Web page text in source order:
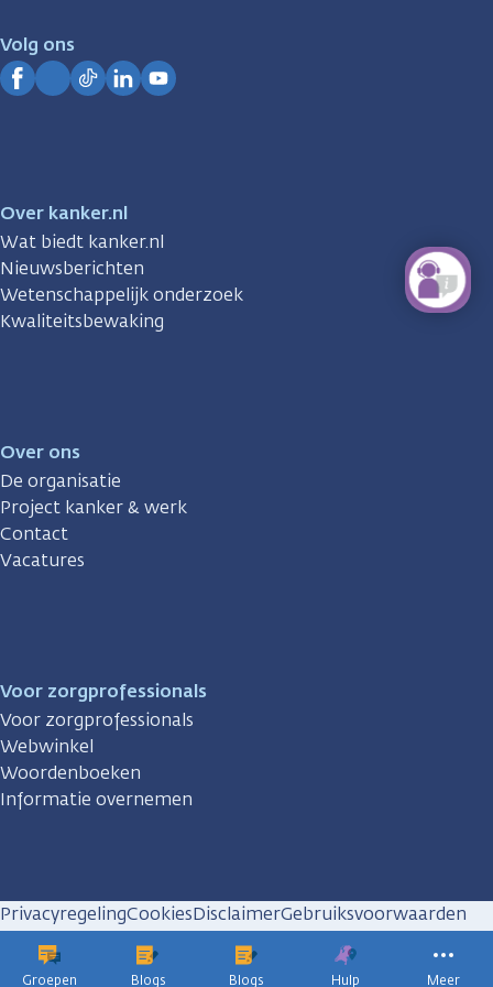
Groepen Blogs Blogs Hulp Meer
Volg ons
Over kanker.nl
Wat biedt kanker.nl
Nieuwsberichten
Wetenschappelijk onderzoek
Kwaliteitsbewaking
Over ons
De organisatie
Project kanker & werk
Contact
Vacatures
Voor zorgprofessionals
Voor zorgprofessionals
Webwinkel
Woordenboeken
Informatie overnemen
PrivacyregelingCookiesDisclaimerGebruiksvoorwaarden
Huisregels